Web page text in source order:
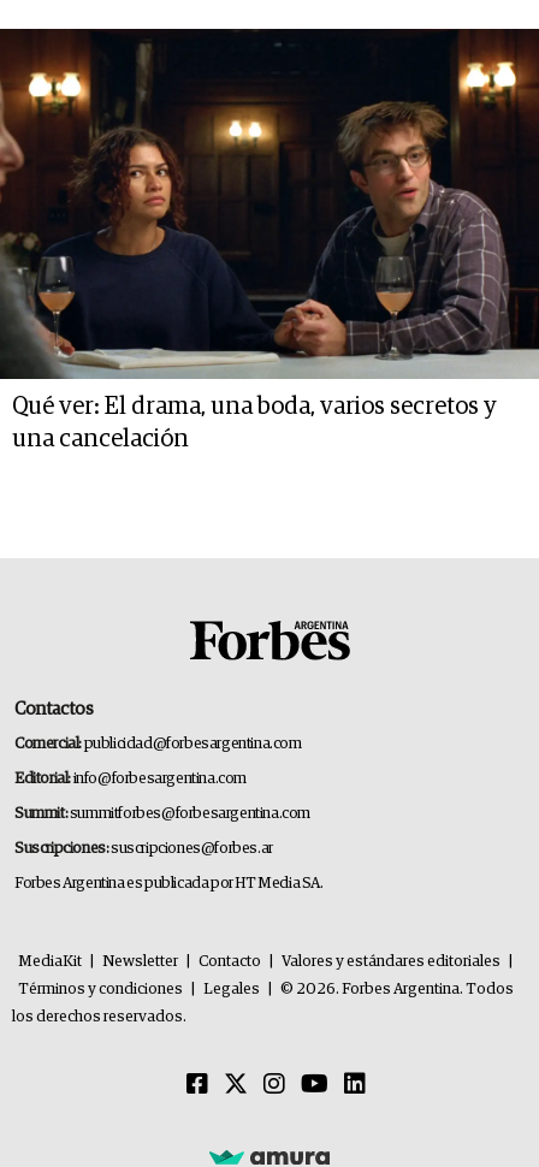
Qué ver: El drama, una boda, varios secretos y
una cancelación
Contactos
Comercial:publicidad@forbesargentina.com
Editorial:info@forbesargentina.com
Summit:summitforbes@forbesargentina.com
Suscripciones:suscripciones@forbes.ar
Forbes Argentina es publicada por HT Media SA.
MediaKit Newsletter Contacto Valores y estándares editoriales
Términos y condiciones
Legales
© 2026. Forbes Argentina. Todos
los derechos reservados.